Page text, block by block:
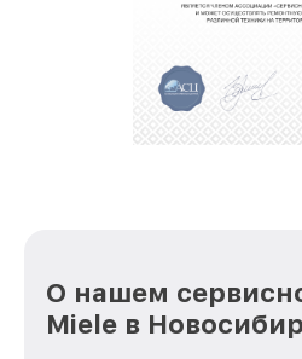
О нашем
Miele в